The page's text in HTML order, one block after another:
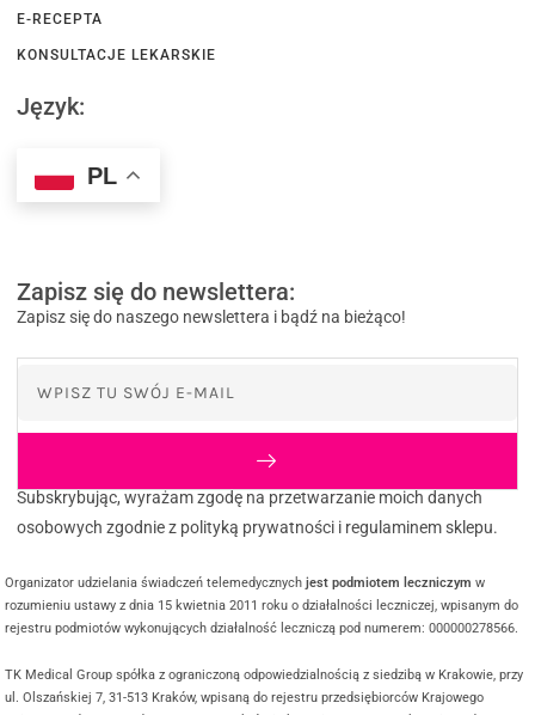
E-RECEPTA
KONSULTACJE LEKARSKIE
Język:
PL
Zapisz się do newslettera:
Zapisz się do naszego newslettera i bądź na bieżąco!
Subskrybując, wyrażam zgodę na przetwarzanie moich danych
osobowych zgodnie z polityką prywatności i regulaminem sklepu.
Organizator udzielania świadczeń telemedycznychjest podmiotem leczniczym w
rozumieniu ustawy z dnia 15 kwietnia 2011 roku o działalności leczniczej, wpisanym do
rejestru podmiotów wykonujących działalność leczniczą pod numerem: 000000278566.
TK Medical Group spółka z ograniczoną odpowiedzialnością z siedzibą w Krakowie, przy
ul. Olszańskiej 7, 31-513 Kraków, wpisaną do rejestru przedsiębiorców Krajowego